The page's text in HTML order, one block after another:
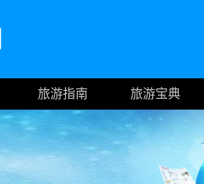
旅游指南 旅游宝典